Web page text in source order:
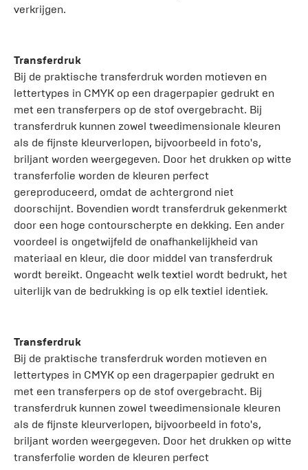
verkrijgen.
Transferdruk
Bij de praktische transferdruk worden motieven en
lettertypes in CMYK op een dragerpapier gedrukt en
met een transferpers op de stof overgebracht. Bij
transferdruk kunnen zowel tweedimensionale kleuren
als de fijnste kleurverlopen, bijvoorbeeld in foto's,
briljant worden weergegeven. Door het drukken op witte
transferfolie worden de kleuren perfect
gereproduceerd, omdat de achtergrond niet
doorschijnt. Bovendien wordt transferdruk gekenmerkt
door een hoge contourscherpte en dekking. Een ander
voordeel is ongetwijfeld de onafhankelijkheid van
materiaal en kleur, die door middel van transferdruk
wordt bereikt. Ongeacht welk textiel wordt bedrukt, het
uiterlijk van de bedrukking is op elk textiel identiek.
Transferdruk
Bij de praktische transferdruk worden motieven en
lettertypes in CMYK op een dragerpapier gedrukt en
met een transferpers op de stof overgebracht. Bij
transferdruk kunnen zowel tweedimensionale kleuren
als de fijnste kleurverlopen, bijvoorbeeld in foto's,
briljant worden weergegeven. Door het drukken op witte
transferfolie worden de kleuren perfect